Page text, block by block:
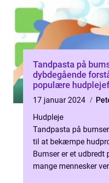
Tandpasta på
dybdegående
populære
17 januar 2024
Hudpleje
Tandpasta på
til at bekæmpe
Bumser er et udbredt
mange mennesker